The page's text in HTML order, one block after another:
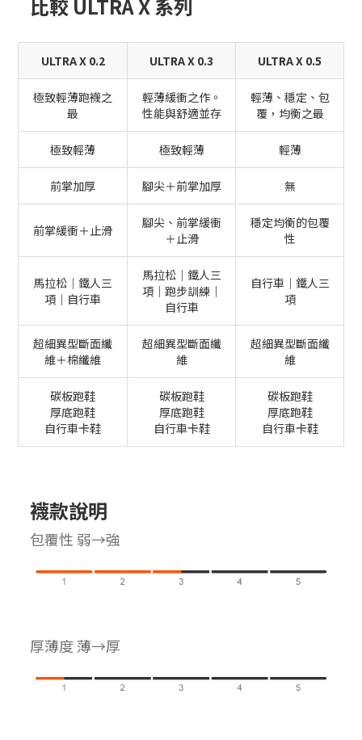
比較 ULTRA X 系列
ULTRA X 0.2 ULTRA X 0.3 ULTRA X 0.5
極致輕薄跑襪之
最
輕薄緩衝之作。
性能與舒適並存
輕薄、穩定、包
覆，均衡之最
極致輕薄 極致輕薄 輕薄
前掌加厚 腳尖＋前掌加厚 無
前掌緩衝＋止滑
腳尖、前掌緩衝
＋止滑
穩定均衡的包覆
性
馬拉松｜鐵人三
項｜自行車
馬拉松｜鐵人三
項｜跑步訓練｜
自行車
自行車｜鐵人三
項
超細異型斷面纖
維＋棉纖維
超細異型斷面纖
維
超細異型斷面纖
維
碳板跑鞋
厚底跑鞋
自行車卡鞋
碳板跑鞋
厚底跑鞋
自行車卡鞋
碳板跑鞋
厚底跑鞋
自行車卡鞋
襪款說明
包覆性 弱→強
厚薄度 薄→厚